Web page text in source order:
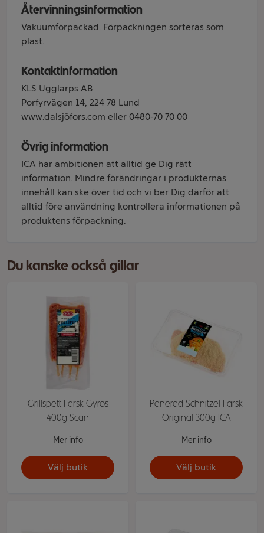
Återvinningsinformation
Vakuumförpackad. Förpackningen sorteras som
plast.
Kontaktinformation
KLS Ugglarps AB
Porfyrvägen 14, 224 78 Lund
www.dalsjöfors.com eller 0480-70 70 00
Övrig information
ICA har ambitionen att alltid ge Dig rätt
information. Mindre förändringar i produkternas
innehåll kan ske över tid och vi ber Dig därför att
alltid före användning kontrollera informationen på
produktens förpackning.
Du kanske också gillar
Grillspett Färsk Gyros
400g Scan
Mer info
Välj butik
Panerad Schnitzel Färsk
Original 300g ICA
Mer info
Välj butik